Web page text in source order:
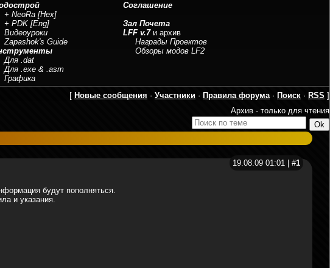
+ NeoRa [Hex]
+ PDK [Eng]
Видеоуроки
Zapashok's Guide
Для .dat
Для .exe & .asm
Графика
Соглашение
Зал Почета
LFF v.7и архив
Награды Проектов
Обзоры модов LF2
[ Новые сообщения · Участники · Правила форума· Поиск · RSS ]
Архив - только для чтения
19.08.09 01:01 | #1
будут пополняться.
и указания.